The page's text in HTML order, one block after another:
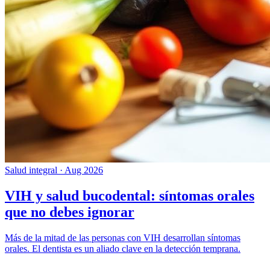
Salud integral · Aug 2026
VIH y salud bucodental: síntomas orales
que no debes ignorar
Más de la mitad de las personas con VIH desarrollan síntomas
orales. El dentista es un aliado clave en la detección temprana.